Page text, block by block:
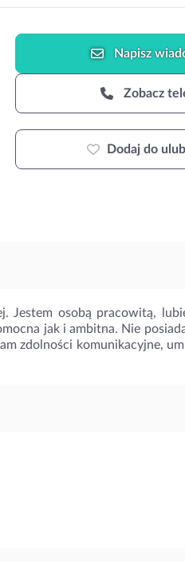
Napisz
Zobacz
Dodaj do
Jestem osobą pracowitą,
jak i ambitna. Nie
zdolności komunikacyjne,